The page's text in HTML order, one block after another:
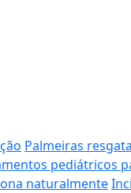
Palmeiras
pediátricos
naturalmente